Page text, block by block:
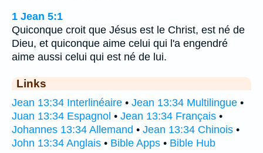
1 Jean 5:1
Quiconque croit que Jésus est le Christ, est né de
Dieu, et quiconque aime celui qui l'a engendré
aime aussi celui qui est né de lui.
Links
Jean 13:34 Interlinéaire • Jean 13:34 Multilingue •
Juan 13:34 Espagnol • Jean 13:34 Français •
Johannes 13:34 Allemand • Jean 13:34 Chinois •
John 13:34 Anglais • Bible Apps • Bible Hub